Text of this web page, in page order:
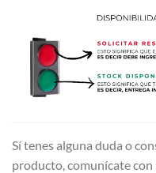
Sí tenes alguna duda o
producto, comunícate